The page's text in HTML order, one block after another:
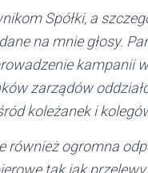
Spółki, a
na mnie głosy.
kampanii
zarządów
koleżanek i
również ogromna
tak jak